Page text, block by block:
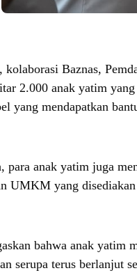
Baznas,
2.000 anak yatim
yang mendapatkan
para anak yatim juga
UMKM yang
bahwa anak yatim
serupa terus berlanjut